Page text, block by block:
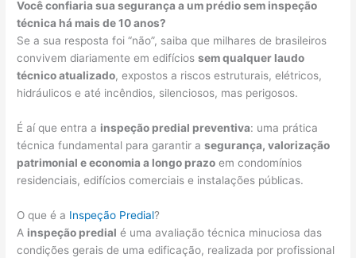
Você confiaria sua segurança a um prédio sem inspeção
técnica há mais de 10 anos?
Se a sua resposta foi “não”, saiba que milhares de brasileiros
convivem diariamente em edifíciossem qualquer laudo
técnico atualizado, expostos a riscos estruturais, elétricos,
hidráulicos e até incêndios, silenciosos, mas perigosos.
É aí que entra a inspeção predial preventiva: uma prática
técnica fundamental para garantir asegurança, valorização
patrimonial e economia a longo prazo em condomínios
residenciais, edifícios comerciais e instalações públicas.
O que é a Inspeção Predial?
A inspeção predial é uma avaliação técnica minuciosa das
condições gerais de uma edificação, realizada por profissional